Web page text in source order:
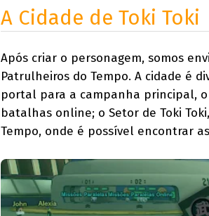
A Cidade de Toki Toki
Após criar o personagem, somos
Patrulheiros do Tempo. A cidade é
portal para a campanha principal,
batalhas online; o Setor de Toki
Tempo, onde é possível encontrar